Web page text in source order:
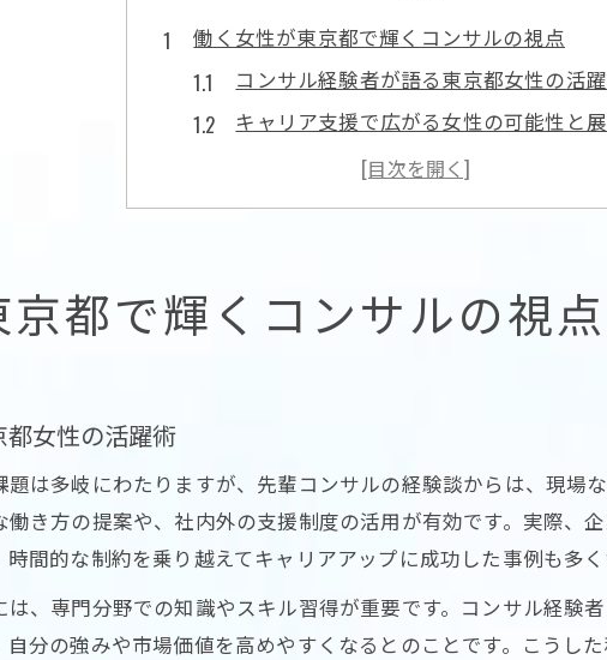
働く女性が東京都で輝くコンサルの視点
コンサル経験者が語る東京都女性の活
キャリア支援で広がる女性の可能性と
東京都女性向けコンサルの強みを活かす
相談事例から学ぶコンサルならではの
キャリアと生活を両立する先輩コンサルの知
コンサルが実践する仕事と生活の両立法
女性コンサルの経験から学ぶ両立のコツ
東京都におけるコンサル女性の実践的アドバ
コンサル活用でキャリア課題を乗り越
都で輝くコンサルの視点
女性の活躍術
は多岐にわたりますが、先輩コンサルの経験談からは、現場
き方の提案や、社内外の支援制度の活用が有効です。実際、
間的な制約を乗り越えてキャリアアップに成功した事例も多く
、専門分野での知識やスキル習得が重要です。コンサル経験
分の強みや市場価値を高めやすくなるとのことです。こうし